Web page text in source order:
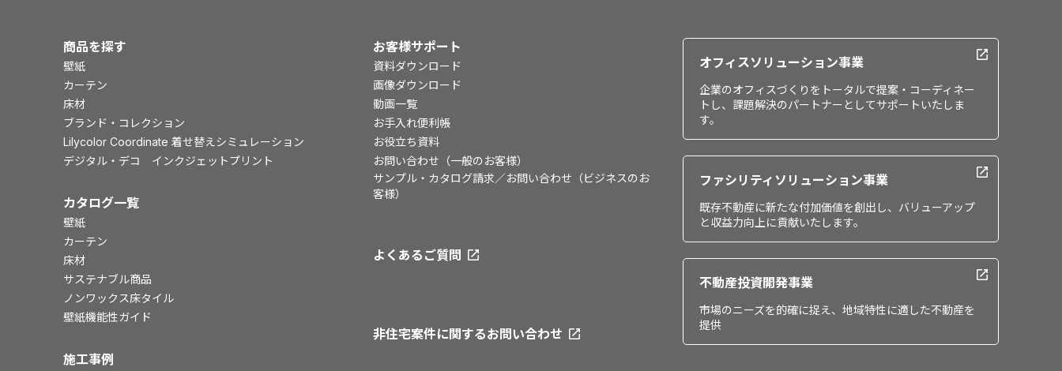
商品を探す
壁紙
カーテン
床材
ブランド・コレクション
Lilycolor Coordinate 着せ替えシミュレーション
デジタル・デコ インクジェットプリント
カタログ一覧
壁紙
カーテン
床材
サステナブル商品
ノンワックス床タイル
壁紙機能性ガイド
施工事例
お客様サポート
資料ダウンロード
画像ダウンロード
動画一覧
お手入れ便利帳
お役立ち資料
お問い合わせ（一般のお客様）
サンプル・カタログ請求／お問い合わせ（ビジネスのお
客様）
よくあるご質問
非住宅案件に関するお問い合わせ
オフィスソリューション事業
企業のオフィスづくりをトータルで提案・コーディネー
トし、課題解決のパートナーとしてサポートいたしま
す。
ファシリティソリューション事業
既存不動産に新たな付加価値を創出し、バリューアップ
と収益力向上に貢献いたします。
不動産投資開発事業
市場のニーズを的確に捉え、地域特性に適した不動産を
提供